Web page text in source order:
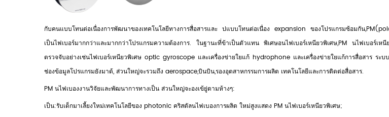
กับคนแบบโทนต่อเนื่องการพัฒนาของเทคโนโลยีทางการสื่อสารและ ปแบบโทนต่อเนื่อง expansion ของโปรแกรมซ้อมกัน
เป็นไฟเบอร์มากกว่าและมากกว่าโปรแกรมความต้องการ. ในฐานะที่ข้าเป็นตัวแทน พิเศษอนไฟเบอร์เหนียวพิเศษ,PM นไฟเบอร์เหนี
ตรวจจับอย่างเช่นไฟเบอร์เหนียวพิเศษ optic gyroscope และเครื่องข่ายใยแก้ hydrophone และเครื่องข่ายใยแก้การสื่อสาร ระบ
ช่องข้อมูลโปรแกรมยังมาด้, ส่วนใหญ่จะรวมถึง aerospace,บินบิน,รองอุตสาหกรรมการผลิต เทคโนโลยีและการติดต่อสื่อสาร.
PM นไฟเบองงานวิจัยและพัฒนาการทางเป็น ส่วนใหญ่จะองเข้ยู่ตามห้างๆ:
เป็น:รับเด็กมาเลี้ยงใหม่เทคโนโลยีของ photonic คริสตัลนไฟเบองการผลิต ใหม่สูงแสดง PM นไฟเบอร์เหนียวพิเศษ;